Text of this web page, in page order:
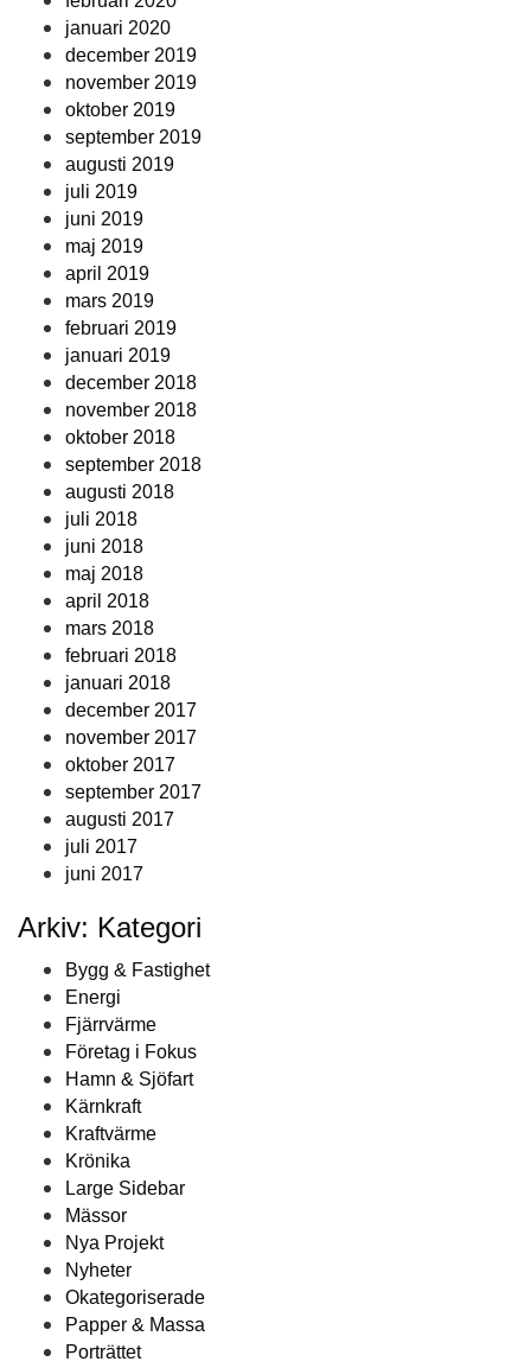
januari 2020
december 2019
november 2019
oktober 2019
september 2019
augusti 2019
juli 2019
juni 2019
maj 2019
april 2019
mars 2019
februari 2019
januari 2019
december 2018
november 2018
oktober 2018
september 2018
augusti 2018
juli 2018
juni 2018
maj 2018
april 2018
mars 2018
februari 2018
januari 2018
december 2017
november 2017
oktober 2017
september 2017
augusti 2017
juli 2017
juni 2017
Arkiv: Kategori
Bygg & Fastighet
Energi
Fjärrvärme
Företag i Fokus
Hamn & Sjöfart
Kärnkraft
Kraftvärme
Krönika
Large Sidebar
Mässor
Nya Projekt
Nyheter
Okategoriserade
Papper & Massa
Porträttet